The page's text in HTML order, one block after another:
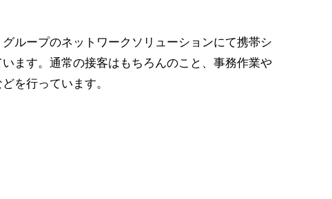
ループのネットワークソリューションにて携帯シ
ます。通常の接客はもちろんのこと、事務作業や
を行っています。